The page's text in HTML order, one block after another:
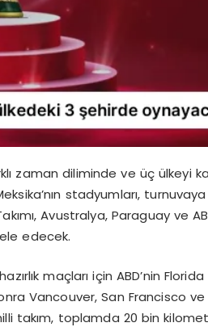
zaman diliminde ve üç ülkeyi
stadyumları,
Avustralya, Paraguay ve
edecek.
maçları için ABD’nin
Vancouver, San Francisco ve
takım, toplamda 20 bin